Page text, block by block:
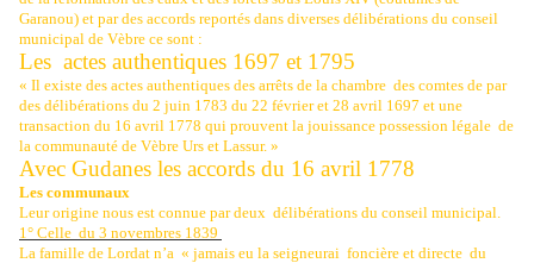
Garanou) et par des accords reportés dans diverses délibérations du conseil
municipal de Vèbre ce sont :
Les actes authentiques 1697 et 1795
« Il existe des actes authentiques des arrêts de la chambre des comtes de par
des délibérations du 2 juin 1783 du 22 février et 28 avril 1697 et une
transaction du 16 avril 1778 qui prouvent la jouissance possession légale de
la communauté de Vèbre Urs et Lassur. »
Avec Gudanes les accords du 16 avril 1778
Les communaux
Leur origine nous est connue par deux délibérations du conseil municipal.
1° Celle du 3 novembres 1839
La famille de Lordat n’a « jamais eu la seigneurai foncière et directe du